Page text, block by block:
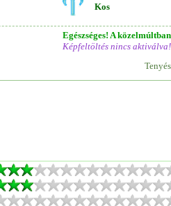
Kos
Egészséges! A
Képfeltöltés nincs aktiválva!